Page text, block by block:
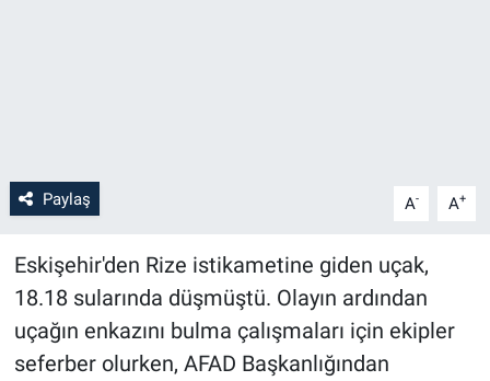
Paylaş A- A+
Eskişehir'den Rize istikametine giden uçak,
18.18 sularında düşmüştü. Olayın ardından
uçağın enkazını bulma çalışmaları için ekipler
seferber olurken, AFAD Başkanlığından